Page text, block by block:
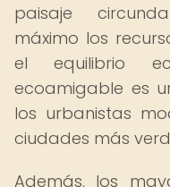
paisaje
máximo los
el equilibrio
ecoamigable es
los urbanistas
ciudades más
Además, los